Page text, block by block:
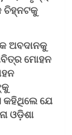
ଚିହ୍ନଟକୁ
ଅବଦାନକୁ
ମୋହନ
କହିଥିଲେ ଯେ
ଓଡ଼ିଶା